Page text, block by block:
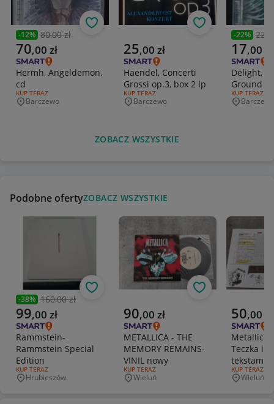
Poprzednia cena
-12% 80,00 zł
Aktualna cena
70,00 zł
Hermh, Angeldemon,
cd
RODZAJ OFERTY:
KUP TERAZ
Miejscowość
Barczewo
Obserwuj
Aktualna cena
25,00 zł
Haendel, Concerti
Grossi op.3, box 2 lp
RODZAJ OFERTY:
KUP TERAZ
Miejscowość
Barczewo
Obserwuj
-22%
Aktualna
17,00
Delight,
Ground
RODZAJ
KUP TERAZ
Barczewo
ZOBACZ WSZYSTKIE
Podobne ofertyZOBACZ WSZYSTKIE
Poprzednia cena
-38% 160,00 zł
Aktualna cena
99,00 zł
Rammstein-
Rammstein Special
Edition
RODZAJ OFERTY:
KUP TERAZ
Miejscowość
Hrubieszów
Obserwuj
Aktualna cena
90,00 zł
METALLICA - THE
MEMORY REMAINS-
VINIL nowy
RODZAJ OFERTY:
KUP TERAZ
Miejscowość
Wieluń
Obserwuj
Aktualna
50,00
Metallica
Teczka i
tekstami
RODZAJ
KUP TERAZ
Wieluń